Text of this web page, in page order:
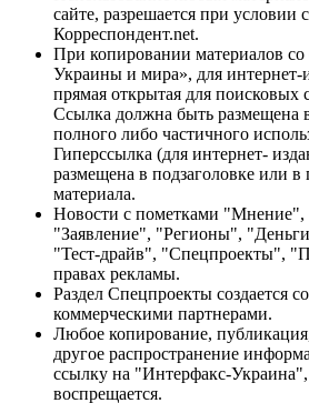
сайте, разрешается при условии
Корреспондент.net.
При копировании материалов
Украины и мира», для интернет-
прямая открытая для поисковых
Ссылка должна быть размещена
полного либо частичного
Гиперссылка (для интернет-
размещена в подзаголовке или в
материала.
Новости с пометками "Мнение",
"Заявление", "Регионы",
"Тест-драйв", "Спецпроекты",
правах рекламы.
Раздел Спецпроекты создается
коммерческими партнерами.
Любое копирование,
другое распространение
ссылку на "Интерфакс-
воспрещается.